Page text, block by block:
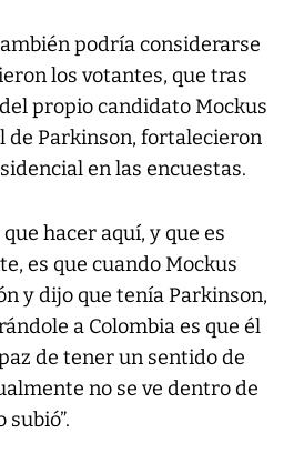
podría considerarse
los votantes, que tras
propio candidato Mockus
de Parkinson, fortalecieron
en las encuestas.
hacer aquí, y que es
es que cuando Mockus
y dijo que tenía Parkinson,
a Colombia es que él
de tener un sentido de
no se ve dentro de